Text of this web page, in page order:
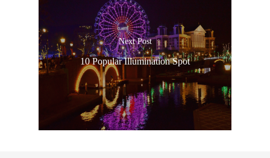
Next Post
10 Popular Illumination Spot